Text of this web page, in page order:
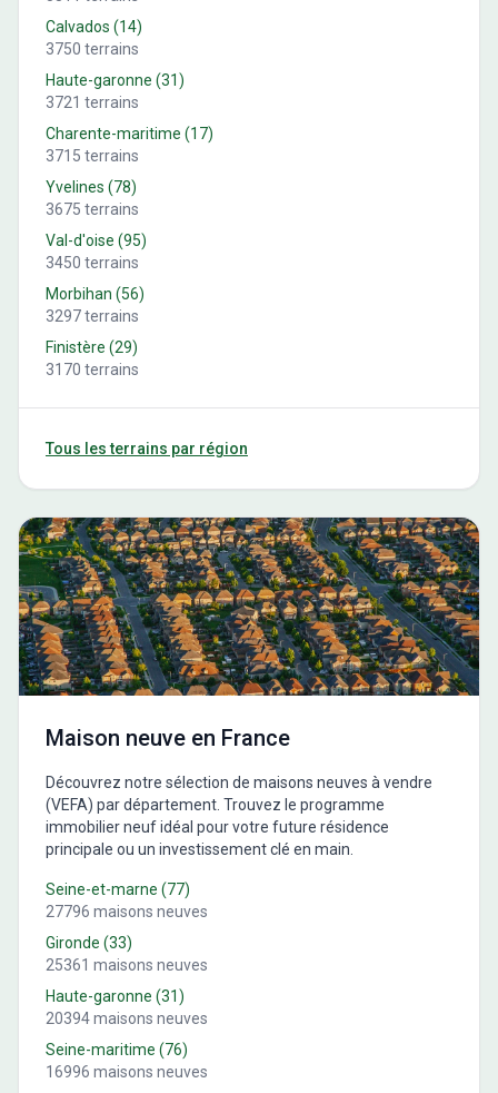
Calvados (14)
3750 terrains
Haute-garonne (31)
3721 terrains
Charente-maritime (17)
3715 terrains
Yvelines (78)
3675 terrains
Val-d'oise (95)
3450 terrains
Morbihan (56)
3297terrains
Finistère (29)
3170 terrains
Tous les terrains par région
Maison neuve en France
Découvrez notre sélection de maisons neuves à vendre
(VEFA) par département. Trouvez le programme
immobilier neuf idéal pour votre future résidence
principale ou un investissement clé en main.
Seine-et-marne (77)
27796 maisons neuves
Gironde (33)
25361 maisons neuves
Haute-garonne (31)
20394maisons neuves
Seine-maritime (76)
16996 maisons neuves